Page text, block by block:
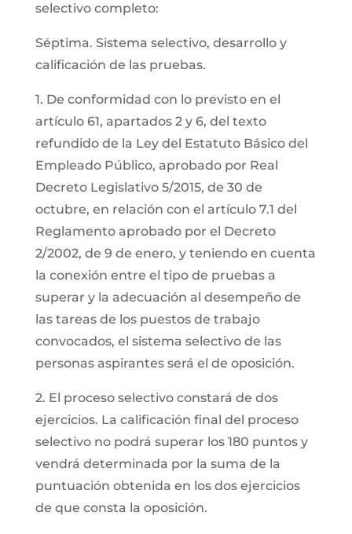
selectivo completo:
Séptima. Sistema selectivo, desarrollo y
calificación de las pruebas.
1. De conformidad con lo previsto en el
artículo 61, apartados 2 y 6, del texto
refundido de la Ley del Estatuto Básico del
Empleado Público, aprobado por Real
Decreto Legislativo 5/2015, de 30 de
octubre, en relación con el artículo 7.1 del
Reglamento aprobado por el Decreto
2/2002, de 9 de enero, y teniendo en cuenta
la conexión entre el tipo de pruebas a
superar y la adecuación al desempeño de
las tareas de los puestos de trabajo
convocados, el sistema selectivo de las
personas aspirantes será el de oposición.
2. El proceso selectivo constará de dos
ejercicios. La calificación final del proceso
selectivo no podrá superar los 180 puntos y
vendrá determinada por la suma de la
puntuación obtenida en los dos ejercicios
de que consta la oposición.